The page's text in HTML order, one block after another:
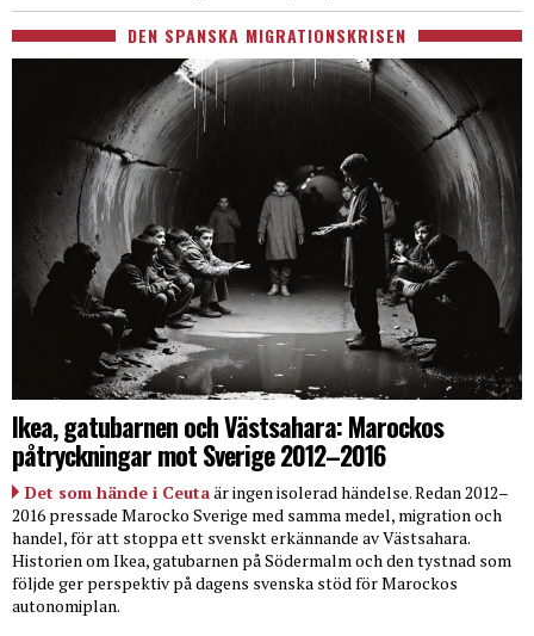
DEN SPANSKA MIGRATIONSKRISEN
Ikea, gatubarnen och Västsahara: Marockos
påtryckningar mot Sverige 2012–2016
Det som hände i Ceutaär ingen isolerad händelse. Redan 2012–
2016 pressade Marocko Sverige med samma medel, migration och
handel, för att stoppa ett svenskt erkännande av Västsahara.
Historien om Ikea, gatubarnen på Södermalm och den tystnad som
följde ger perspektiv på dagens svenska stöd för Marockos
autonomiplan.